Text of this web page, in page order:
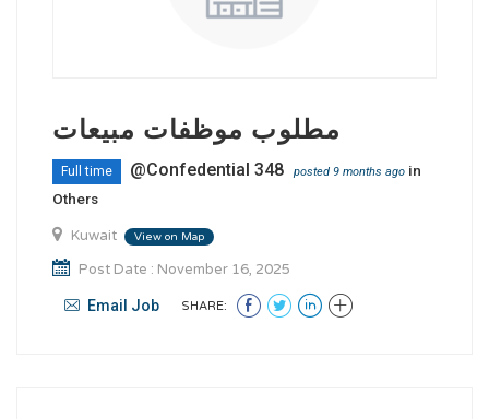
مطلوب موظفات مبيعات
Full time @Confedential 348 posted 9 months ago in
Others
Kuwait View on Map
Post Date : November 16, 2025
Email Job SHARE: